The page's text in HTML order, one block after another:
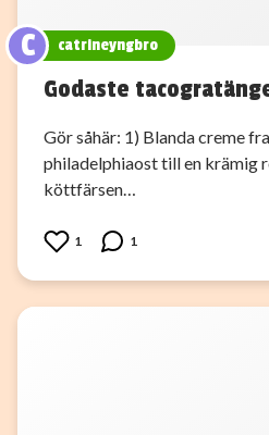
C catrineyngbro
Godaste
Gör såhär: 1) Blanda creme
philadelphiaost till en krämig
köttfärsen…
1 1